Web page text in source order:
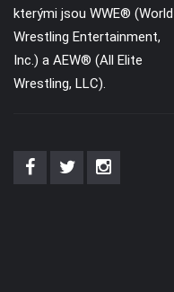
kterými jsou WWE® (World
Wrestling Entertainment,
Inc.) a AEW® (All Elite
Wrestling, LLC).